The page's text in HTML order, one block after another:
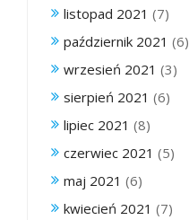
listopad 2021 (7)
październik 2021 (6)
wrzesień 2021 (3)
sierpień 2021 (6)
lipiec 2021 (8)
czerwiec 2021 (5)
maj 2021 (6)
kwiecień 2021 (7)